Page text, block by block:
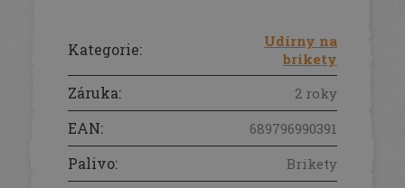
Kategorie:
Udírny na
brikety
Záruka: 2 roky
EAN: 689796990391
Palivo: Brikety